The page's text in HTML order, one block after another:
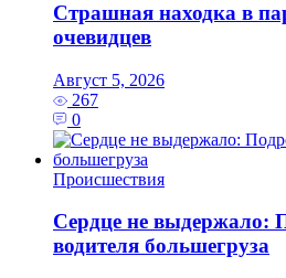
Страшная находка в
очевидцев
Август 5, 2026
267
0
Происшествия
Сердце не выдержало:
водителя большегруза